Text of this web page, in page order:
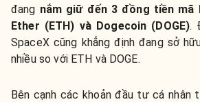
đang nắm giữ đến 3 đồng tiền mã
Ether (ETH) và Dogecoin (DOGE).
SpaceX cũng khẳng định đang sở
nhiều so với ETH và DOGE.
Bên cạnh các khoản đầu tư cá nhân